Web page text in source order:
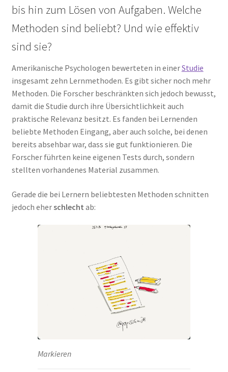
bis hin zum Lösen von Aufgaben. Welche
Methoden sind beliebt? Und wie effektiv
sind sie?
Amerikanische Psychologen bewerteten in einerStudie
insgesamt zehn Lernmethoden. Es gibt sicher noch mehr
Methoden. Die Forscher beschränkten sich jedoch bewusst,
damit die Studie durch ihre Übersichtlichkeit auch
praktische Relevanz besitzt. Es fanden bei Lernenden
beliebte Methoden Eingang, aber auch solche, bei denen
bereits absehbar war, dass sie gut funktionieren. Die
Forscher führten keine eigenen Tests durch, sondern
stellten vorhandenes Material zusammen.
Gerade die bei Lernern beliebtesten Methoden schnitten
jedoch eherschlecht ab:
Markieren